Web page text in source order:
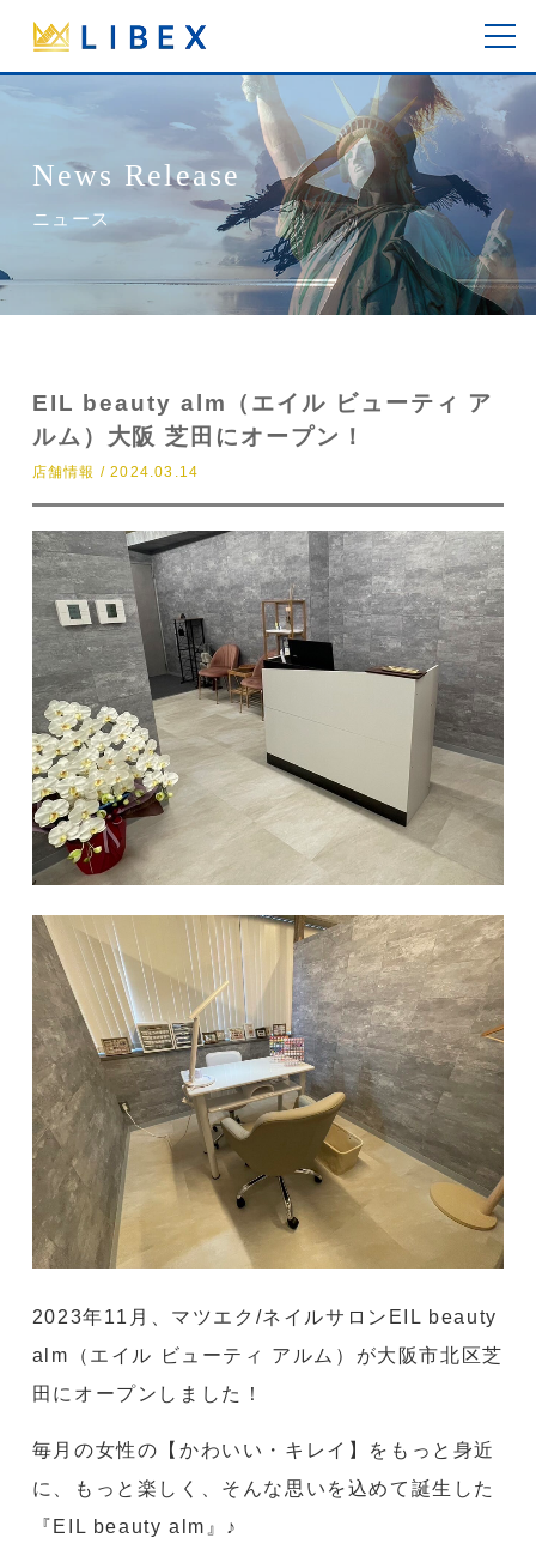
News Release
ニュース
EIL beauty alm（エイル ビューティ ア
ルム）大阪 芝田にオープン！
店舗情報 / 2024.03.14
2023年11月、マツエク/ネイルサロンEIL beauty
alm（エイル ビューティ アルム）が大阪市北区芝
田にオープンしました！
毎月の女性の【かわいい・キレイ】をもっと身近
に、もっと楽しく、そんな思いを込めて誕生した
『EIL beauty alm』♪